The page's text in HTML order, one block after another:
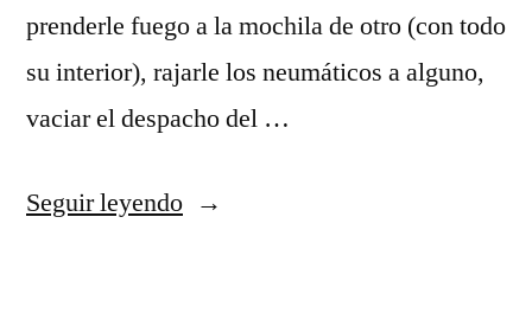
prenderle fuego a la mochila de otro (con todo
su interior), rajarle los neumáticos a alguno,
vaciar el despacho del …
Seguir leyendo«camisetas